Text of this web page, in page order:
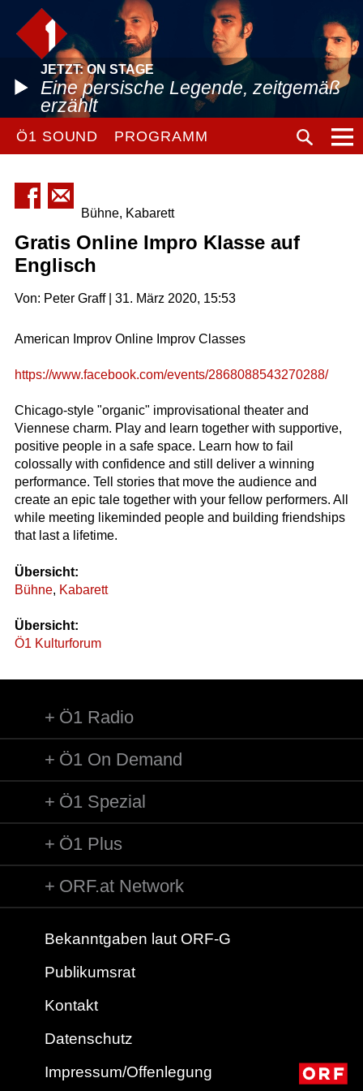
JETZT: ON STAGE
Eine persische Legende, zeitgemäß
erzählt
Ö1 SOUND PROGRAMM
Bühne, Kabarett
Gratis Online Impro Klasse auf
Englisch
Von: Peter Graff | 31. März 2020, 15:53
American Improv Online Improv Classes
https://www.facebook.com/events/2868088543270288/
Chicago-style "organic" improvisational theater and
Viennese charm. Play and learn together with supportive,
positive people in a safe space. Learn how to fail
colossally with confidence and still deliver a winning
performance. Tell stories that move the audience and
create an epic tale together with your fellow performers. All
while meeting likeminded people and building friendships
that last a lifetime.
Übersicht:
Bühne, Kabarett
Übersicht:
Ö1 Kulturforum
Ö1 Radio
Ö1 On Demand
Ö1 Spezial
Ö1 Plus
ORF.at Network
Bekanntgaben laut ORF-G
Publikumsrat
Kontakt
Datenschutz
Impressum/Offenlegung